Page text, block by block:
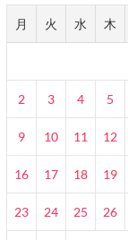
月 火 水 木
2 3 4 5
9 10 11 12
16 17 18 19
23 24 25 26